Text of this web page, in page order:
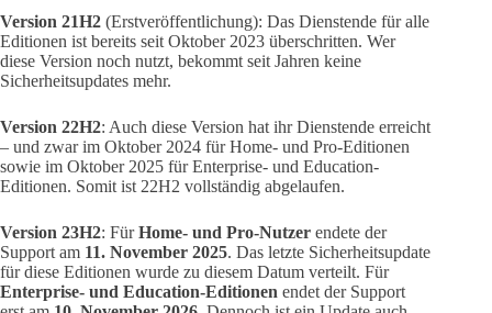
Version 21H2 (Erstveröffentlichung): Das Dienstende für alle
Editionen ist bereits seit Oktober 2023 überschritten. Wer
diese Version noch nutzt, bekommt seit Jahren keine
Sicherheitsupdates mehr.
Version 22H2: Auch diese Version hat ihr Dienstende erreicht
– und zwar im Oktober 2024 für Home- und Pro-Editionen
sowie im Oktober 2025 für Enterprise- und Education-
Editionen. Somit ist 22H2 vollständig abgelaufen.
Version 23H2: FürHome- und Pro-Nutzer endete der
Support am 11. November 2025. Das letzte Sicherheitsupdate
für diese Editionen wurde zu diesem Datum verteilt. Für
Enterprise- und Education-Editionen endet der Support